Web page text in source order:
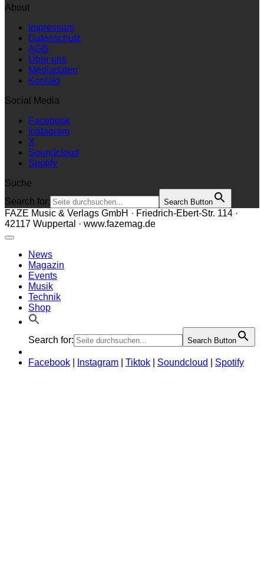
About
Impressum
Datenschutz
AGB
Über uns
Mediadaten
Kontakt
Social Media
Facebook
Instagram
X
Soundcloud
Spotify
Suche
Search for:
Search Button
FAZE Music & Verlags GmbH · Friedrich-Ebert-Str. 114 ·
42117 Wuppertal · www.fazemag.de
News
Magazin
Events
Musik
Technik
Shop
Search for: Search Button
Facebook Instagram Tiktok Soundcloud Spotify